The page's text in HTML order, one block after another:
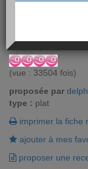
Spécialité du
qui séduit dans le
Vous aimez ?
(vue : 33504 fois)
proposée par
type : plat
imprimer la fiche
ajouter à mes
proposer une